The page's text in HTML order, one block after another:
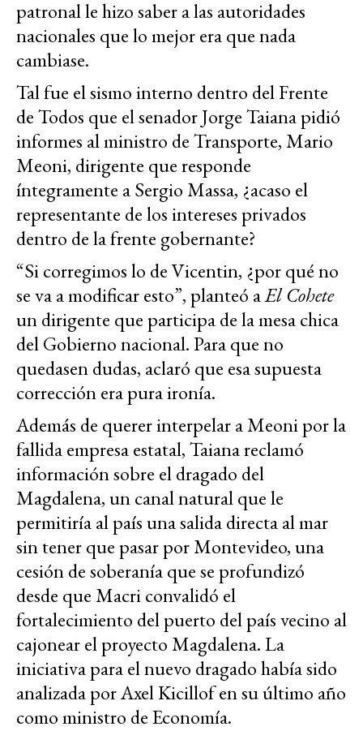
patronal le hizo saber a las autoridades
nacionales que lo mejor era que nada
cambiase.
Tal fue el sismo interno dentro del Frente
de Todos que el senador Jorge Taiana pidió
informes al ministro de Transporte, Mario
Meoni, dirigente que responde
íntegramente a Sergio Massa, ¿acaso el
representante de los intereses privados
dentro de la frente gobernante?
“Si corregimos lo de Vicentin, ¿por qué no
se va a modificar esto”, planteó aEl Cohete
un dirigente que participa de la mesa chica
del Gobierno nacional. Para que no
quedasen dudas, aclaró que esa supuesta
corrección era pura ironía.
Además de querer interpelar a Meoni por la
fallida empresa estatal, Taiana reclamó
información sobre el dragado del
Magdalena, un canal natural que le
permitiría al país una salida directa al mar
sin tener que pasar por Montevideo, una
cesión de soberanía que se profundizó
desde que Macri convalidó el
fortalecimiento del puerto del país vecino al
cajonear el proyecto Magdalena. La
iniciativa para el nuevo dragado había sido
analizada por Axel Kicillof en su último año
como ministro de Economía.